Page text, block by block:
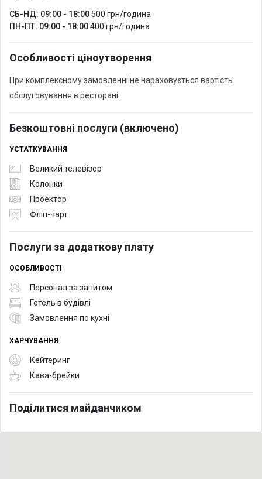
СБ-НД: 09:00 - 18:00 500 грн/година
ПН-ПТ: 09:00 - 18:00400 грн/година
Особливості ціноутворення
При комплексному замовленні не нараховується вартість
обслуговування в ресторані.
Безкоштовні послуги (включено)
УСТАТКУВАННЯ
Великий телевізор
Колонки
Проектор
Фліп-чарт
Послуги за додаткову плату
ОСОБЛИВОСТІ
Персонал за запитом
Готель в будівлі
Замовлення по кухні
ХАРЧУВАННЯ
Кейтеринг
Кава-брейки
Поділитися майданчиком